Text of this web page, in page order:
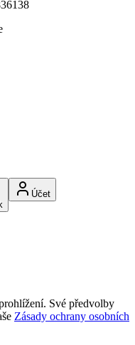
Účet
Své předvolby
Zásady ochrany osobních